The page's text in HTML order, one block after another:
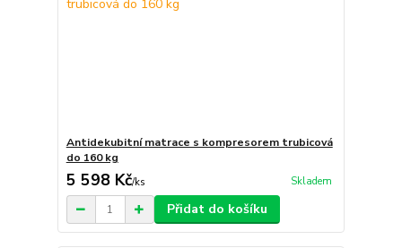
Antidekubitní matrace s kompresorem trubicová
do 160 kg
5 598 Kč/ks Skladem
Přidat do košíku